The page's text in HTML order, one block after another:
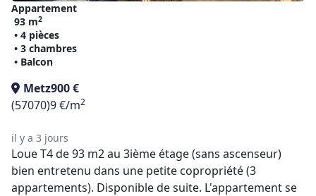
Appartement
93 m2
• 4 pièces
• 3 chambres
• Balcon
Metz900 €
(57070)9 €/m2
il y a 3 jours
Loue T4 de 93 m2 au 3ième étage (sans ascenseur)
bien entretenu dans une petite copropriété (3
appartements). Disponible de suite. L'appartement se